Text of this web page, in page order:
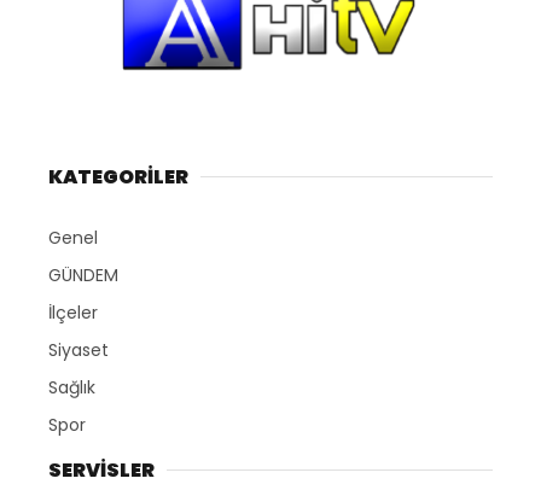
KATEGORİLER
Genel
GÜNDEM
İlçeler
Siyaset
Sağlık
Spor
SERVİSLER